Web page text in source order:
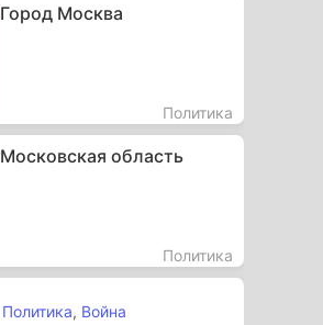
Город Москва
Политика
Московская область
Политика
Политика, Война